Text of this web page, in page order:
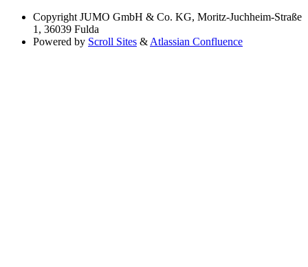
Copyright JUMO GmbH & Co. KG, Moritz-Juchheim-Straße
1, 36039 Fulda
Powered by Scroll Sites & Atlassian Confluence